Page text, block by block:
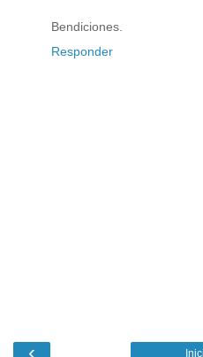
Bendiciones.
Responder
‹